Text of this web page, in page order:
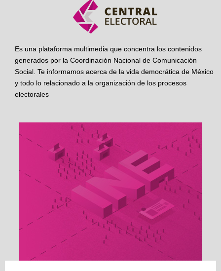
Es una plataforma multimedia que concentra los contenidos
generados por la Coordinación Nacional de Comunicación
Social. Te informamos acerca de la vida democrática de México
y todo lo relacionado a la organización de los procesos
electorales